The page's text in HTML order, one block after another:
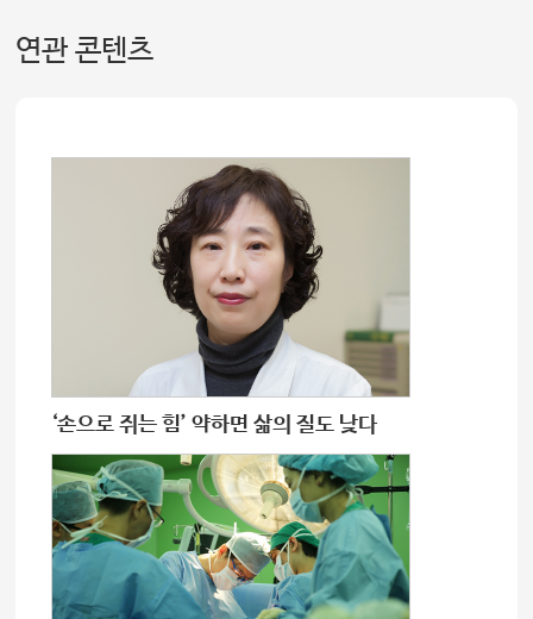
연관 콘텐츠
‘손으로 쥐는 힘’ 약하면 삶의 질도 낮다